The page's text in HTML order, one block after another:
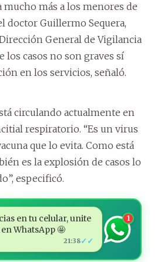
mucho más a los menores de
doctor Guillermo Sequera,
General de Vigilancia
los casos no son graves sí
en los servicios, señaló.
circulando actualmente en
respiratorio. “Es un virus
que lo evita. Como está
es la explosión de casos lo
especificó.
en tu celular, unite
WhatsApp 🤩
21:38✓✓
1